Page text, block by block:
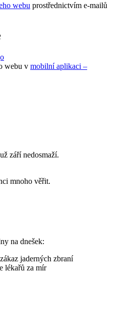
webu prostřednictvím e-mailů
webu v mobilní aplikaci –
září nedosmaží.
mnoho věřit.
na dnešek:
jaderných zbraní
lékařů za mír